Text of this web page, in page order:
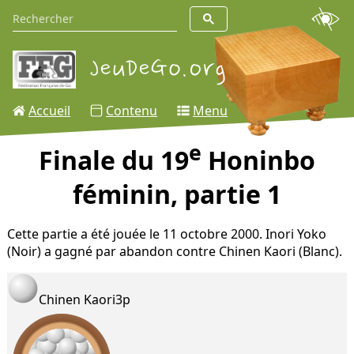
Accueil Contenu Menu
Finale du 19e Honinbo
féminin, partie 1
Cette partie a été jouée le 11 octobre 2000. Inori Yoko
(Noir) a gagné par abandon contre Chinen Kaori (Blanc).
Chinen Kaori3p